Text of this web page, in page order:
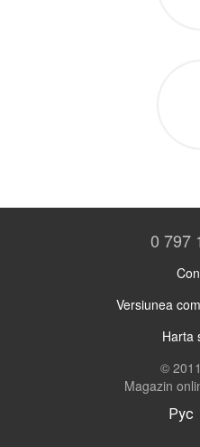
0 797
Versiunea
Harta
©
Magazin
Рус